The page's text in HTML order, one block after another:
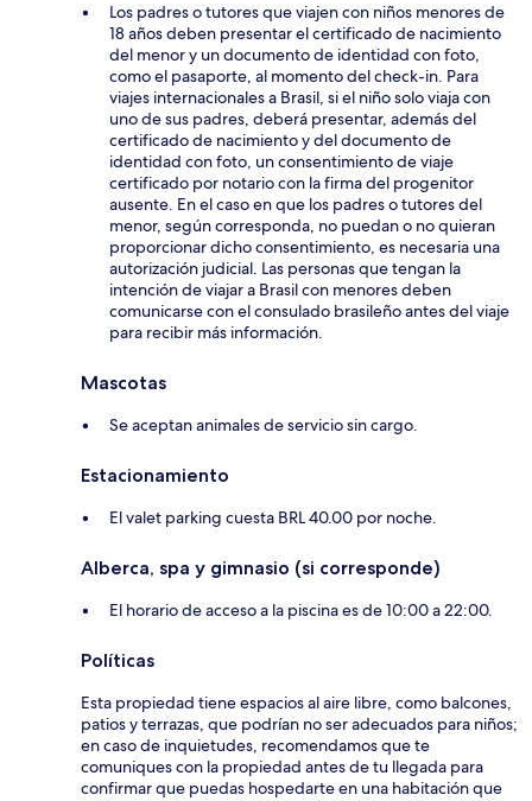
Los padres o tutores que viajen con niños menores de
18 años deben presentar el certificado de nacimiento
del menor y un documento de identidad con foto,
como el pasaporte, al momento del check-in. Para
viajes internacionales a Brasil, si el niño solo viaja con
uno de sus padres, deberá presentar, además del
certificado de nacimiento y del documento de
identidad con foto, un consentimiento de viaje
certificado por notario con la firma del progenitor
ausente. En el caso en que los padres o tutores del
menor, según corresponda, no puedan o no quieran
proporcionar dicho consentimiento, es necesaria una
autorización judicial. Las personas que tengan la
intención de viajar a Brasil con menores deben
comunicarse con el consulado brasileño antes del viaje
para recibir más información.
Mascotas
Se aceptan animales de servicio sin cargo.
Estacionamiento
El valet parking cuesta BRL 40.00 por noche.
Alberca, spa y gimnasio (si corresponde)
El horario de acceso a la piscina es de 10:00 a 22:00.
Políticas
Esta propiedad tiene espacios al aire libre, como balcones,
patios y terrazas, que podrían no ser adecuados para niños;
en caso de inquietudes, recomendamos que te
comuniques con la propiedad antes de tu llegada para
confirmar que puedas hospedarte en una habitación que